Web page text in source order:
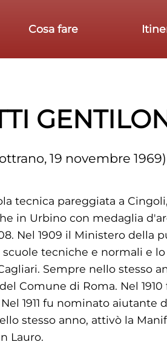
Cosa fare
19 novembre
tecnica pareggiata a
in Urbino con medaglia
Nel 1909 il Ministero
tecniche e normali e
Sempre nello stesso
Comune di Roma. Nel
1911 fu nominato aiutante
stesso anno, attivò la
Lauro.